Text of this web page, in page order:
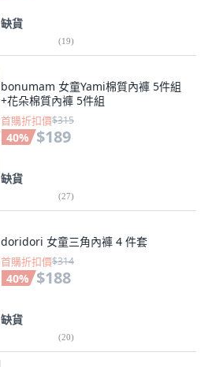
缺貨
(19)
bonumam 女童Yami棉質內褲 5件組
+花朵棉質內褲 5件組
首購折扣價$315
40% $189
缺貨
(27)
doridori 女童三角內褲 4 件套
首購折扣價$314
40% $188
缺貨
(20)